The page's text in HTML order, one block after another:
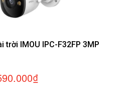
trời IMOU IPC-F32FP 3MP